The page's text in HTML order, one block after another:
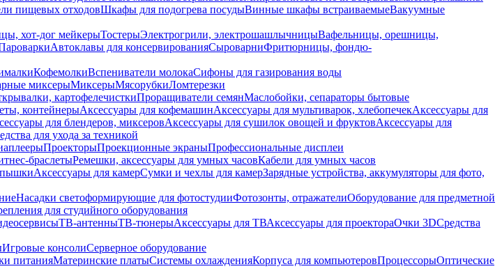
пищевых отходовШкафы для подогрева посудыВинные шкафы встраиваемыеВакуумные
хот-дог мейкерыТостерыЭлектрогрили, электрошашлычницыВафельницы, орешницы,
Автоклавы для консервированияСыроварниФритюрницы, фондю-
КофемолкиВспениватели молокаСифоны для газирования воды
миксерыМиксерыМясорубкиЛомтерезки
картофелечисткиПроращиватели семянМаслобойки, сепараторы бытовые
контейнерыАксессуары для кофемашинАксессуары для мультиварок, хлебопечекАксессуары для
для блендеров, миксеровАксессуары для сушилок овощей и фруктовАксессуары для
для ухода за техникой
ПроекторыПроекционные экраныПрофессиональные дисплеи
браслетыРемешки, аксессуары для умных часовКабели для умных часов
Аксессуары для камерСумки и чехлы для камерЗарядные устройства, аккумуляторы для фото,
Насадки светоформирующие для фотостудииФотозонты, отражателиОборудование для предметной
для студийного оборудования
ТВ-антенныТВ-тюнерыАксессуары для ТВАксессуары для проектораОчки 3DСредства
Игровые консолиСерверное оборудование
питанияМатеринские платыСистемы охлажденияКорпуса для компьютеровПроцессорыОптические